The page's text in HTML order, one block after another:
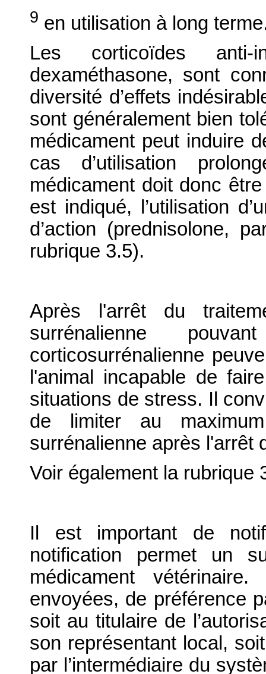
9 en utilisation à long
Les corticoïdes
dexaméthasone, sont
diversité d’effets
sont généralement bien
médicament peut induire
cas d’utilisation
médicament doit donc
est indiqué, l’utilisation
d’action (prednisolone,
rubrique 3.5).
Après l'arrêt du
surrénalienne
corticosurrénalienne
l'animal incapable de
situations de stress. Il
de limiter au
surrénalienne après l'arrêt
Voir également la rubrique
Il est important de
notification permet un
médicament
envoyées, de préférence
soit au titulaire de
son représentant local,
par l’intermédiaire du